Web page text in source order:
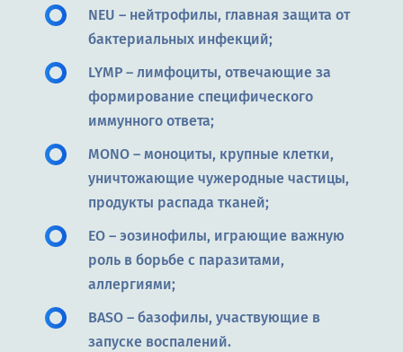
NEU – нейтрофилы, главная защита от
бактериальных инфекций;
LYMP – лимфоциты, отвечающие за
формирование специфического
иммунного ответа;
MONO – моноциты, крупные клетки,
уничтожающие чужеродные частицы,
продукты распада тканей;
EO – эозинофилы, играющие важную
роль в борьбе с паразитами,
аллергиями;
BASO – базофилы, участвующие в
запуске воспалений.